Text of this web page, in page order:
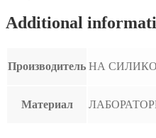
Additional
Производитель НА
Материал